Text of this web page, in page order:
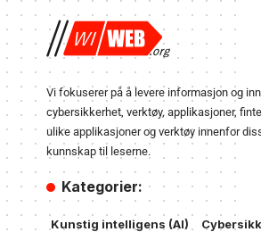
Vi fokuserer på å levere informasjon og
cybersikkerhet, verktøy, applikasjoner,
ulike applikasjoner og verktøy innenfor
kunnskap til leserne.
Kategorier:
Kunstig intelligens (AI)